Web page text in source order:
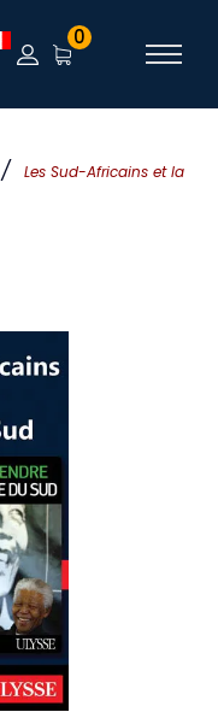
/
Les Sud-Africains et la
0